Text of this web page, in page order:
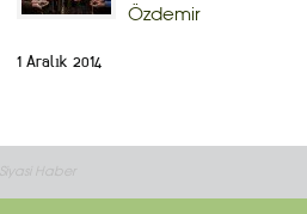
Özdemir
1 Aralık 2014
Siyasi Haber